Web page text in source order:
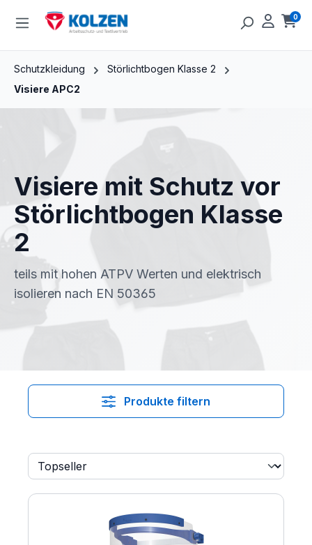
Zum Hauptinhalt springen 0
Schutzkleidung
Störlichtbogen Klasse 2
Visiere APC2
Visiere mit Schutz vor
Störlichtbogen Klasse
2
teils mit hohen ATPV Werten und elektrisch
isolieren nach EN 50365
Produkte filtern